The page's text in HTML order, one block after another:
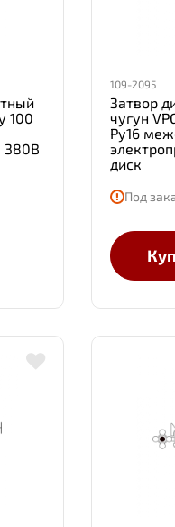
100
380В
109-2095
Затвор
чугун
Ру16
диск
Под